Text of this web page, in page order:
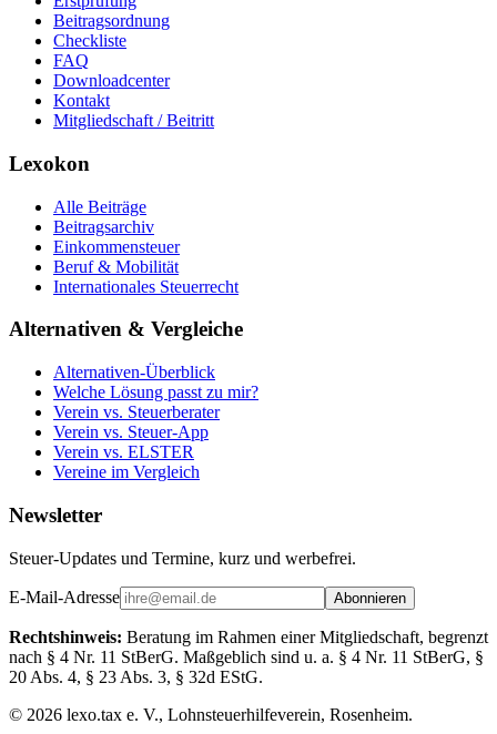
Beitragsordnung
Checkliste
FAQ
Downloadcenter
Kontakt
Mitgliedschaft / Beitritt
Lexokon
Alle Beiträge
Beitragsarchiv
Einkommensteuer
Beruf & Mobilität
Internationales Steuerrecht
Alternativen & Vergleiche
Alternativen-Überblick
Welche Lösung passt zu mir?
Verein vs. Steuerberater
Verein vs. Steuer-App
Verein vs. ELSTER
Vereine im Vergleich
Newsletter
Steuer-Updates und Termine, kurz und werbefrei.
E-Mail-Adresse Abonnieren
Rechtshinweis: Beratung im Rahmen einer Mitgliedschaft, begrenzt
nach § 4 Nr. 11 StBerG. Maßgeblich sind u. a. § 4 Nr. 11 StBerG, §
20 Abs. 4, § 23 Abs. 3, § 32d EStG.
© 2026 lexo.tax e. V., Lohnsteuerhilfeverein, Rosenheim.